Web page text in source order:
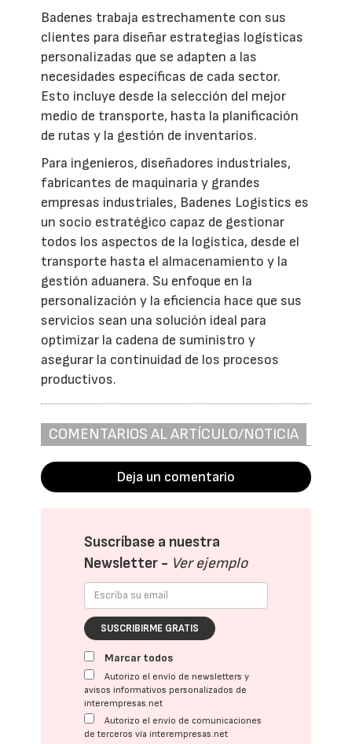
Badenes trabaja estrechamente con sus
clientes para diseñar estrategias logísticas
personalizadas que se adapten a las
necesidades específicas de cada sector.
Esto incluye desde la selección del mejor
medio de transporte, hasta la planificación
de rutas y la gestión de inventarios.
Para ingenieros, diseñadores industriales,
fabricantes de maquinaria y grandes
empresas industriales, Badenes Logistics es
un socio estratégico capaz de gestionar
todos los aspectos de la logística, desde el
transporte hasta el almacenamiento y la
gestión aduanera. Su enfoque en la
personalización y la eficiencia hace que sus
servicios sean una solución ideal para
optimizar la cadena de suministro y
asegurar la continuidad de los procesos
productivos.
COMENTARIOS AL ARTÍCULO/NOTICIA
Deja un comentario
Suscríbase a nuestra
Newsletter - Ver ejemplo
SUSCRIBIRME GRATIS
Marcar todos
Autorizo el envío de newsletters y
avisos informativos personalizados de
interempresas.net
Autorizo el envío de comunicaciones
de terceros vía interempresas.net